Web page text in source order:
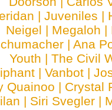
|Juveniles |
Neigel | Megaloh |
|Ana
Youth | The Civil
| Vanbot |
Quainoo | Crystal
| Siri Svegler |